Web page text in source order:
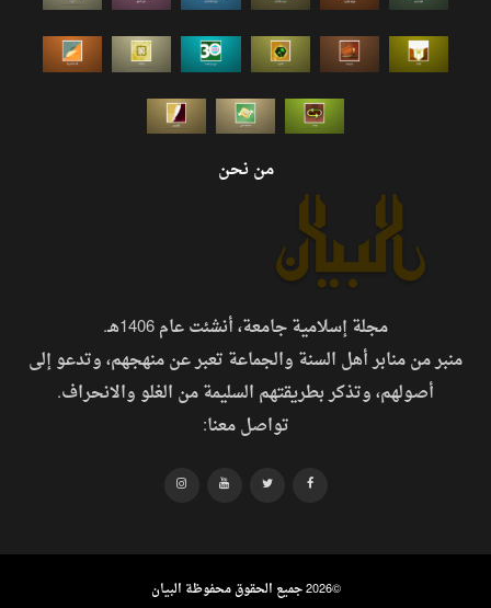
من نحن
مجلة إسلامية جامعة، أنشئت عام 1406هـ.
منبر من منابر أهل السنة والجماعة تعبر عن منهجهم، وتدعو إلى
أصولهم، وتذكر بطريقتهم السليمة من الغلو والانحراف.
تواصل معنا:
©2026 جميع الحقوق محفوظة البيان